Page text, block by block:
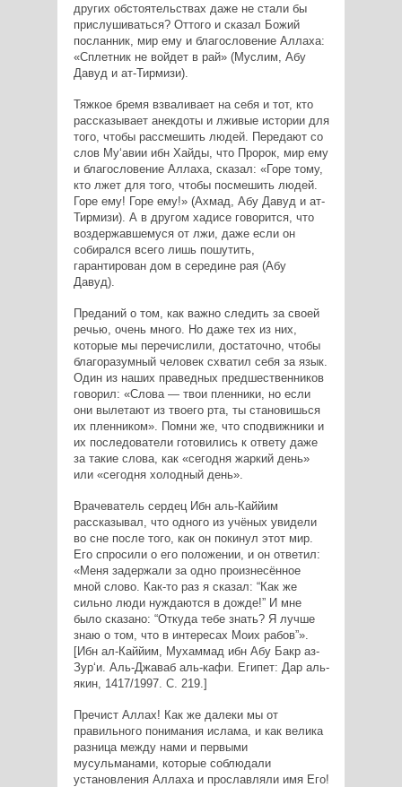
других обстоятельствах даже не стали бы
прислушиваться? Оттого и сказал Божий
посланник, мир ему и благословение Аллаха:
«Сплетник не войдет в рай» (Муслим, Абу
Давуд и ат-Тирмизи).
Тяжкое бремя взваливает на себя и тот, кто
рассказывает анекдоты и лживые истории для
того, чтобы рассмешить людей. Передают со
слов Му‘авии ибн Хайды, что Пророк, мир ему
и благословение Аллаха, сказал: «Горе тому,
кто лжет для того, чтобы посмешить людей.
Горе ему! Горе ему!» (Ахмад, Абу Давуд и ат-
Тирмизи). А в другом хадисе говорится, что
воздержавшемуся от лжи, даже если он
собирался всего лишь пошутить,
гарантирован дом в середине рая (Абу
Давуд).
Преданий о том, как важно следить за своей
речью, очень много. Но даже тех из них,
которые мы перечислили, достаточно, чтобы
благоразумный человек схватил себя за язык.
Один из наших праведных предшественников
говорил: «Слова — твои пленники, но если
они вылетают из твоего рта, ты становишься
их пленником». Помни же, что сподвижники и
их последователи готовились к ответу даже
за такие слова, как «сегодня жаркий день»
или «сегодня холодный день».
Врачеватель сердец Ибн аль-Каййим
рассказывал, что одного из учёных увидели
во сне после того, как он покинул этот мир.
Его спросили о его положении, и он ответил:
«Меня задержали за одно произнесённое
мной слово. Как-то раз я сказал: “Как же
сильно люди нуждаются в дожде!” И мне
было сказано: “Откуда тебе знать? Я лучше
знаю о том, что в интересах Моих рабов”».
[Ибн ал-Каййим, Мухаммад ибн Абу Бакр аз-
Зур‘и. Аль-Джаваб аль-кафи. Египет: Дар аль-
якин, 1417/1997. С. 219.]
Пречист Аллах! Как же далеки мы от
правильного понимания ислама, и как велика
разница между нами и первыми
мусульманами, которые соблюдали
установления Аллаха и прославляли имя Его!